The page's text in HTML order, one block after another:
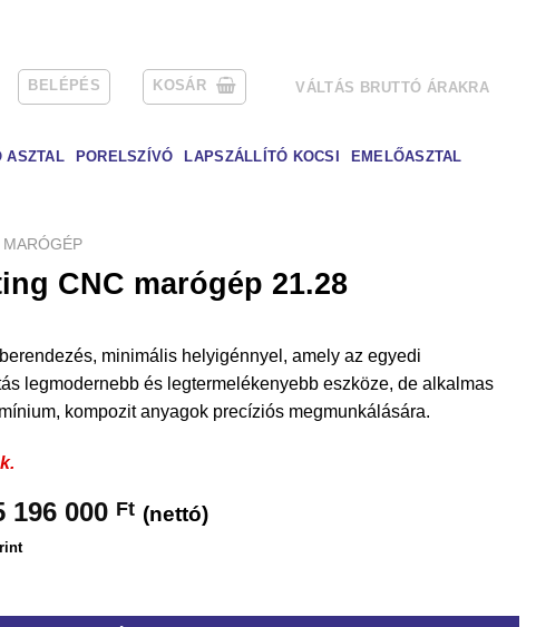
BELÉPÉS KOSÁR VÁLTÁS BRUTTÓ ÁRAKRA
ASZTAL PORELSZÍVÓ LAPSZÁLLÍTÓ KOCSI EMELŐASZTAL
CNC marógép 21.28
minimális helyigénnyel, amely az egyedi
legmodernebb és legtermelékenyebb eszköze, de alkalmas
kompozit anyagok precíziós megmunkálására.
196 000 Ft (nettó)
21.28 mennyiség